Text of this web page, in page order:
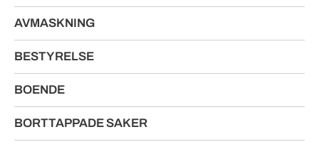
AVMASKNING
BESTYRELSE
BOENDE
BORTTAPPADE SAKER